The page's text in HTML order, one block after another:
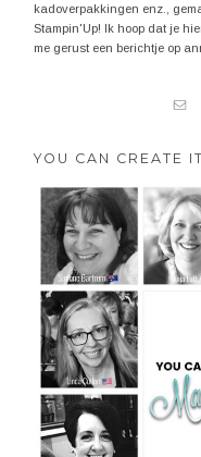
kadoverpakkingen enz.,
Stampin'Up! Ik hoop dat je
me gerust een berichtje op
YOU CAN CREATE